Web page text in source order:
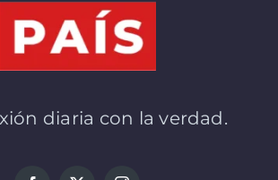
diaria con la verdad.